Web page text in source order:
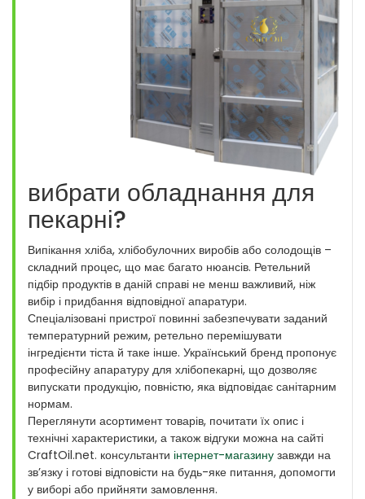
вибрати обладнання для
пекарні?
Випікання хліба, хлібобулочних виробів або солодощів –
складний процес, що має багато нюансів. Ретельний
підбір продуктів в даній справі не менш важливий, ніж
вибір і придбання відповідної апаратури.
Спеціалізовані пристрої повинні забезпечувати заданий
температурний режим, ретельно перемішувати
інгредієнти тіста й таке інше. Український бренд пропонує
професійну апаратуру для хлібопекарні, що дозволяє
випускати продукцію, повністю, яка відповідає санітарним
нормам.
Переглянути асортимент товарів, почитати їх опис і
технічні характеристики, а також відгуки можна на сайті
CraftOil.net. консультанти інтернет-магазину завжди на
зв’язку і готові відповісти на будь-яке питання, допомогти
у виборі або прийняти замовлення.